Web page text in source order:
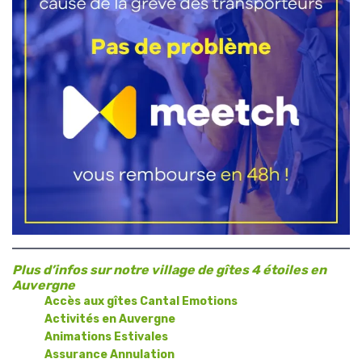
Plus d’infos sur notre village de gîtes 4 étoiles en
Auvergne
Accès aux gîtes Cantal Emotions
Activités en Auvergne
Animations Estivales
Assurance Annulation